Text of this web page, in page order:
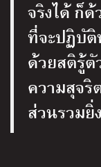
จริงได้ ก็
ที่จะปฏิบัติ
ด้วยสติรู้
ความสุจริ
ส่วนรวมยิ่